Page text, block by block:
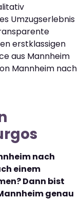
Umzugserlebnis
erstklassigen
aus Mannheim
Mannheim nach
nach
einem
Dann bist
genau